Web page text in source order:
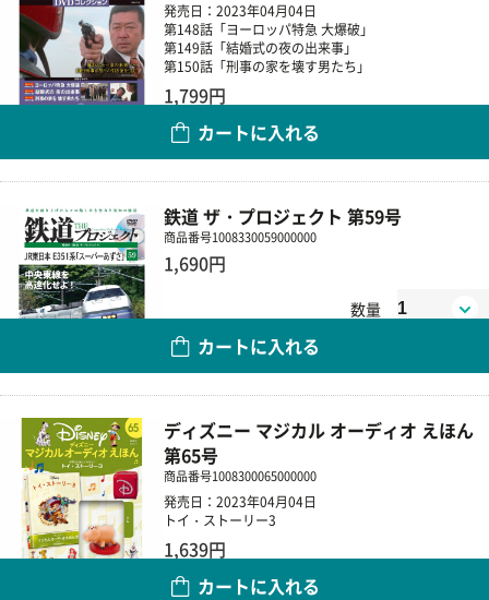
発売日：2023年04月04日
第148話「ヨーロッパ特急 大爆破」
第149話「結婚式の夜の出来事」
第150話「刑事の家を壊す男たち」
1,799円
カートに入れる
鉄道 ザ・プロジェクト 第59号
商品番号1008330059000000
1,690円
数量
カートに入れる
ディズニー マジカル オーディオ えほん
第65号
商品番号1008300065000000
発売日：2023年04月04日
トイ・ストーリー3
1,639円
カートに入れる